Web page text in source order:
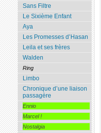
Sans Filtre
Le Sixième Enfant
Aya
Les Promesses d’Hasan
Leila et ses frères
Walden
Ring
Limbo
Chronique d’une liaison
passagère
Ennio
Marcel !
Nostalgia